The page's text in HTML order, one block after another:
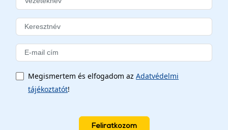
Megismertem és elfogadom az Adatvédelmi
tájékoztatót!
Feliratkozom